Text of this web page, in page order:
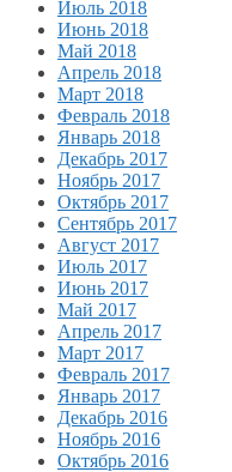
Июль 2018
Июнь 2018
Май 2018
Апрель 2018
Март 2018
Февраль 2018
Январь 2018
Декабрь 2017
Ноябрь 2017
Октябрь 2017
Сентябрь 2017
Август 2017
Июль 2017
Июнь 2017
Май 2017
Апрель 2017
Март 2017
Февраль 2017
Январь 2017
Декабрь 2016
Ноябрь 2016
Октябрь 2016